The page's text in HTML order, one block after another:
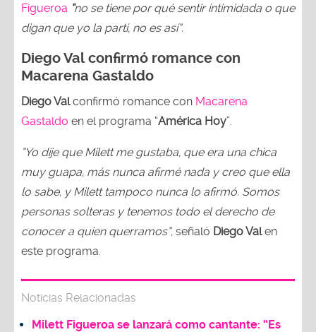
Figueroa “no se tiene por qué sentir intimidada o que
digan que yo la partí, no es así”.
Diego Val confirmó romance con
Macarena Gastaldo
Diego Valconfirmó romance con Macarena
Gastaldo en el programa “América Hoy”.
“Yo dije que Milett me gustaba, que era una chica
muy guapa, más nunca afirmé nada y creo que ella
lo sabe, y Milett tampoco nunca lo afirmó. Somos
personas solteras y tenemos todo el derecho de
conocer a quien querramos”, señaló Diego Valen
este programa.
Noticias Relacionadas
Milett Figueroa se lanzará como cantante: “Es